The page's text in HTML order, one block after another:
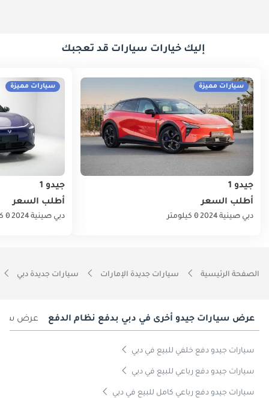
إليك خيارات سيارات قد تعجبك
سيارات مميزة
جيدو 1
أطلب السعر
دبي صينية20240 كيلومتر
سيارات مميزة
جيدو 1
أطلب السعر
دبي صينية20240 كيلومتر
الصفحة الرئيسية سيارات جديدة الإمارات سيارات جديدة دبي
عرض سيارات جيدو أخرى في دبي بدفع نظام الدفع عرض
سيارات جيدو دفع خلفي للبيع في دبي
سيارات جيدو دفع رباعي للبيع في دبي
سيارات جيدو دفع رباعي كامل للبيع في دبي